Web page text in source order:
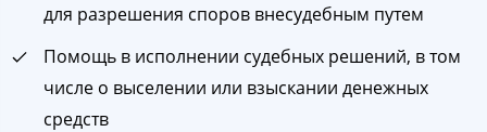
для разрешения споров внесудебным путем
Помощь в исполнении судебных решений, в том
числе о выселении или взыскании денежных
средств